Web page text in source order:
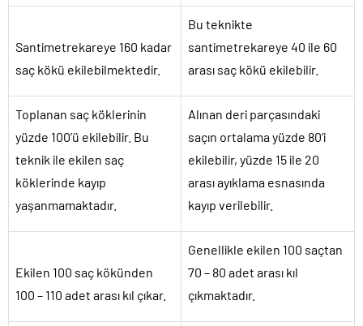
Santimetrekareye 160 kadar
saç kökü ekilebilmektedir.
Bu teknikte
santimetrekareye 40 ile 60
arası saç kökü ekilebilir.
Toplanan saç köklerinin
yüzde 100’ü ekilebilir. Bu
teknik ile ekilen saç
köklerinde kayıp
yaşanmamaktadır.
Alınan deri parçasındaki
saçın ortalama yüzde 80’i
ekilebilir, yüzde 15 ile 20
arası ayıklama esnasında
kayıp verilebilir.
Ekilen 100 saç kökünden
100 – 110 adet arası kıl çıkar.
Genellikle ekilen 100 saçtan
70 – 80 adet arası kıl
çıkmaktadır.